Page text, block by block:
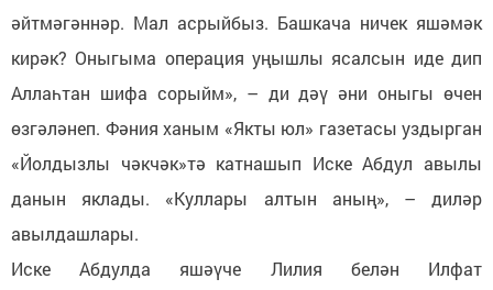
әйтмәгәннәр. Мал асрыйбыз. Башкача ничек яшәмәк
кирәк? Оныгыма операция уңышлы ясалсын иде дип
Аллаһтан шифа сорыйм», – ди дәү әни оныгы өчен
өзгәләнеп. Фәния ханым «Якты юл» газетасы уздырган
«Йолдызлы чәкчәк»тә катнашып Иске Абдул авылы
данын яклады. «Куллары алтын аның», – диләр
авылдашлары.
Иске Абдулда яшәүче Лилия белән Илфат